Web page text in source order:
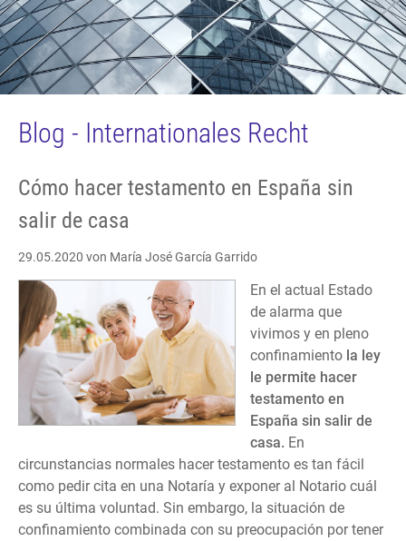
Blog - Internationales Recht
Cómo hacer testamento en España sin
salir de casa
29.05.2020 von María José García Garrido
En el actual Estado
de alarma que
vivimos y en pleno
confinamiento la ley
le permite hacer
testamento en
España sin salir de
casa. En
circunstancias normales hacer testamento es tan fácil
como pedir cita en una Notaría y exponer al Notario cuál
es su última voluntad. Sin embargo, la situación de
confinamiento combinada con su preocupación por tener